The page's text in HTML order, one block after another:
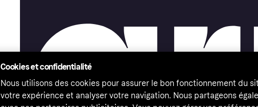
Cookies et confidentialité
Nous utilisons des cookies pour assurer le bon fonctionnement du
votre expérience et analyser votre navigation. Nous partageons